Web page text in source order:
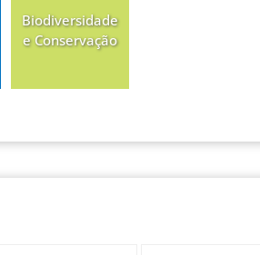
Biodiversidade
e Conservação